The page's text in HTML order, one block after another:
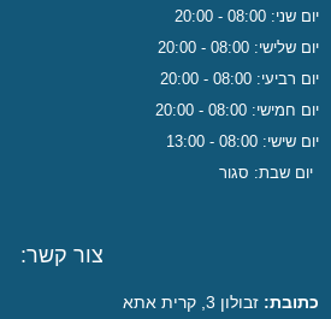
יום שני: 08:00 - 20:00
יום שלישי: 08:00 - 20:00
יום רביעי: 08:00 - 20:00
יום חמישי: 08:00 - 20:00
יום שישי: 08:00 - 13:00
יום שבת: סגור
צור קשר:
כתובת: זבולון 3, קרית אתא